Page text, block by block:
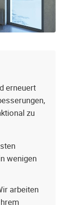
erneuert
zu
wenigen
arbeiten